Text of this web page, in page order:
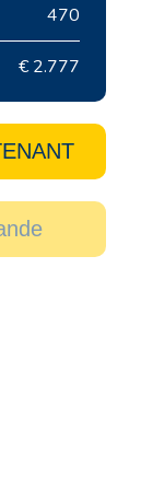
470
€ 2.777